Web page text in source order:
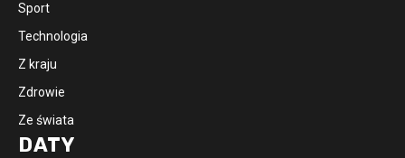
Sport
Technologia
Z kraju
Zdrowie
Ze świata
DATY